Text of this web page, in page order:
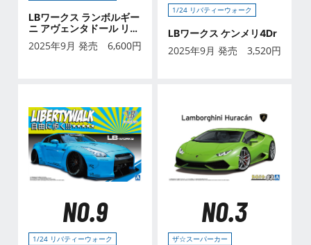
LBワークス ランボルギー
ニ アヴェンタドール リミ
テッドエディション Ver.1
2025年9月 発売 6,600円
1/24 リバティーウォーク
LBワークス ケンメリ4Dr
2025年9月 発売 3,520円
NO.9
1/24 リバティーウォーク
NO.3
ザ☆スーパーカー